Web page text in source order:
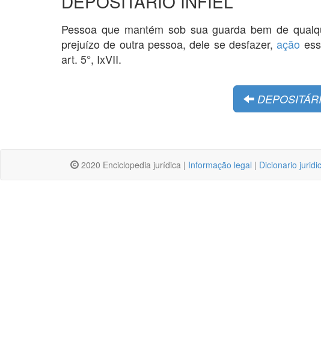
Pessoa que mantém sob sua guarda bem de
prejuízo de outra pessoa, dele se desfazer,ação
art. 5°, IxVII.
2020 Enciclopedia jurídica | Informação legal | Dicionario